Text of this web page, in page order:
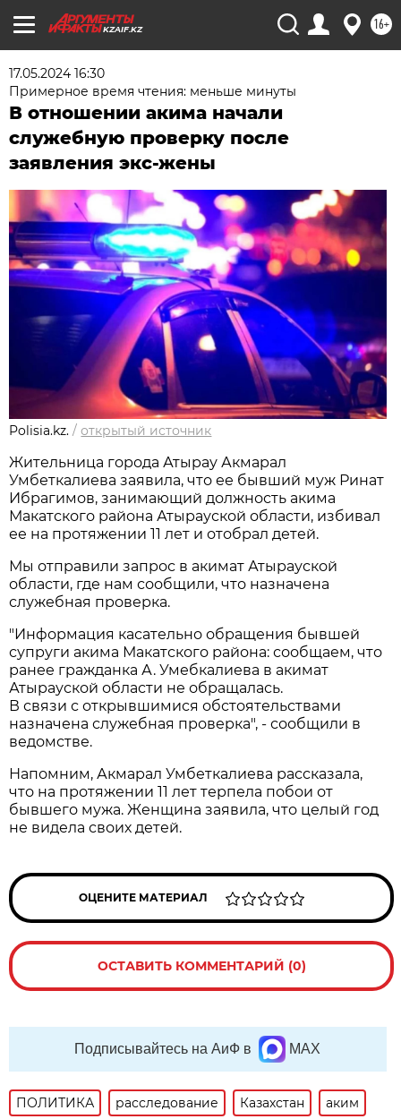
KZAIF.KZ 16+
17.05.2024 16:30
Примерное время чтения: меньше минуты
В отношении акима начали
служебную проверку после
заявления экс-жены
Polisia.kz. /открытый источник
Жительница города Атырау Акмарал
Умбеткалиева заявила, что ее бывший муж Ринат
Ибрагимов, занимающий должность акима
Макатского района Атырауской области, избивал
ее на протяжении 11 лет и отобрал детей.
Мы отправили запрос в акимат Атырауской
области, где нам сообщили, что назначена
служебная проверка.
"Информация касательно обращения бывшей
супруги акима Макатского района: сообщаем, что
ранее гражданка А. Умебкалиева в акимат
Атырауской области не обращалась.
В связи с открывшимися обстоятельствами
назначена служебная проверка", - сообщили в
ведомстве.
Напомним, Акмарал Умбеткалиева рассказала,
что на протяжении 11 лет терпела побои от
бывшего мужа. Женщина заявила, что целый год
не видела своих детей.
ОЦЕНИТЕ МАТЕРИАЛ
ОСТАВИТЬ КОММЕНТАРИЙ (0)
Подписывайтесь на АиФ в MAX
ПОЛИТИКА расследование Казахстан
аким